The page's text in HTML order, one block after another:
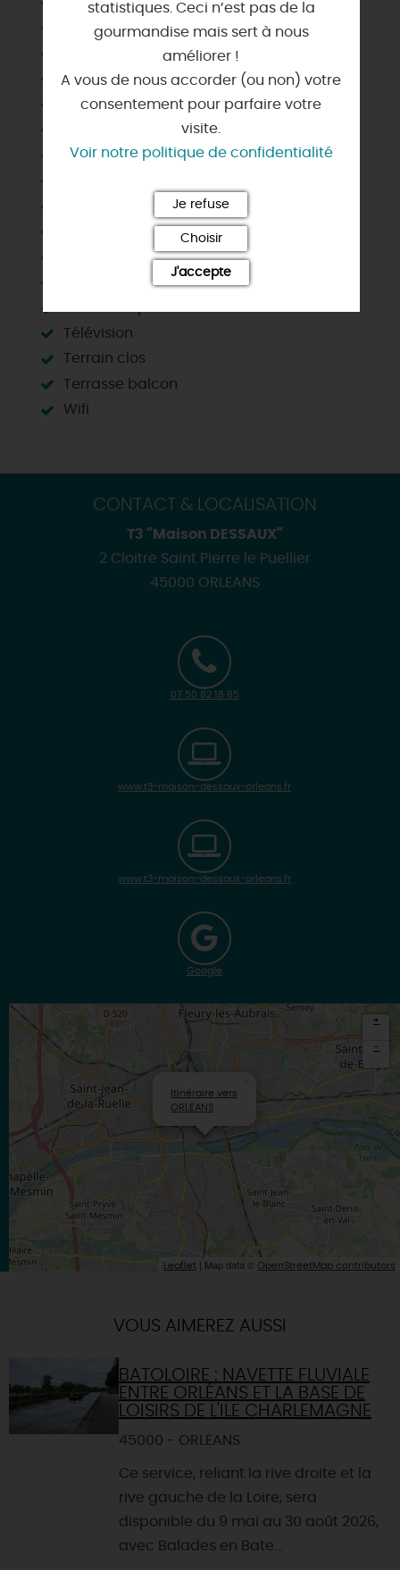
Lit bébé
Matériel enfant
Micro-ondes
Nettoyage / ménage
Parking privé
Salle d'eau privée
Salle de bain privée
Salon de jardin
Télévision
Terrain clos
Terrasse balcon
Wifi
CONTACT & LOCALISATION
T3 "Maison DESSAUX"
2 Cloitre Saint Pierre le Puellier
45000 ORLEANS
07 50 82 18 85
www.t3-maison-dessaux-orleans.fr
www.t3-maison-dessaux-orleans.fr
Google
Itinéraire vers
ORLEANS
+
-
Leaflet | Map data © OpenStreetMap contributors
VOUS AIMEREZ AUSSI
BATOLOIRE : NAVETTE FLUVIALE
ENTRE ORLÉANS ET LA BASE DE
LOISIRS DE L'ILE CHARLEMAGNE
45000 - ORLEANS
Ce service, reliant la rive droite et la
rive gauche de la Loire, sera
disponible du 9 mai au 30 août 2026,
avec Balades en Bate...
statistiques. Ceci n’est pas de la
gourmandise mais sert à nous
améliorer !
A vous de nous accorder (ou non) votre
consentement pour parfaire votre
visite.
Voir notre politique de confidentialité
Je refuse
Choisir
J'accepte